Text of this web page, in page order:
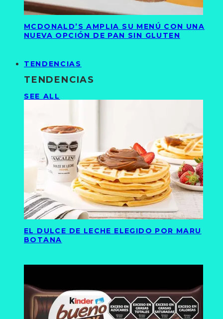
MCDONALD’S AMPLIA SU MENÚ CON UNA
NUEVA OPCIÓN DE PAN SIN GLUTEN
TENDENCIAS
TENDENCIAS
SEE ALL
EL DULCE DE LECHE ELEGIDO POR MARU
BOTANA